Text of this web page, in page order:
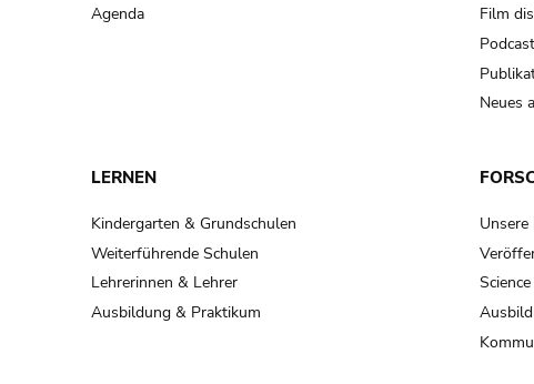
Agenda
Film
Neues
LERNEN
Kindergarten & Grundschulen
Weiterführende Schulen
Lehrerinnen & Lehrer
Ausbildung & Praktikum